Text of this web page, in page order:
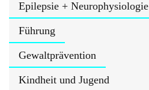
Epilepsie + Neurophysiologie
Führung
Gewaltprävention
Kindheit und Jugend